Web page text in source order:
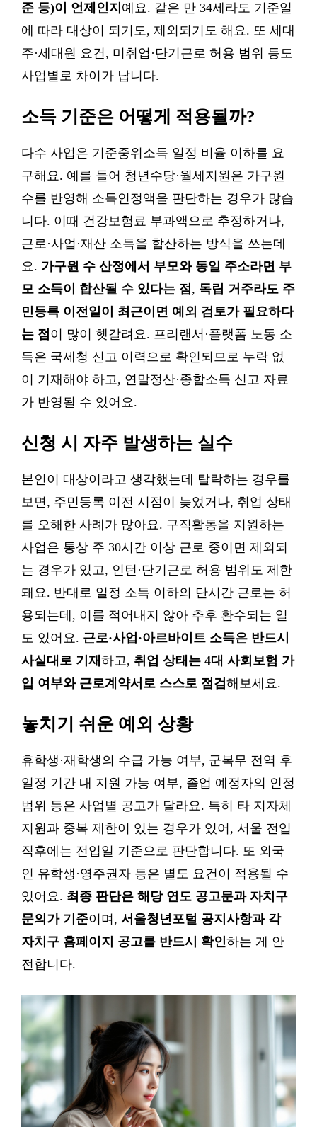
준 등)이 언제인지 예요. 같은 만 34세라도 기준일
에 따라 대상이 되기도, 제외되기도 해요. 또 세대
주·세대원 요건, 미취업·단기근로 허용 범위 등도
사업별로 차이가 납니다.
소득 기준은 어떻게 적용될까?
다수 사업은 기준중위소득 일정 비율 이하를 요
구해요. 예를 들어 청년수당·월세지원은 가구원
수를 반영해 소득인정액을 판단하는 경우가 많습
니다. 이때 건강보험료 부과액으로 추정하거나,
근로·사업·재산 소득을 합산하는 방식을 쓰는데
요. 가구원 수 산정에서 부모와 동일 주소라면 부
모 소득이 합산될 수 있다는 점 , 독립 거주라도 주
민등록 이전일이 최근이면 예외 검토가 필요하다
는 점 이 많이 헷갈려요. 프리랜서·플랫폼 노동 소
득은 국세청 신고 이력으로 확인되므로 누락 없
이 기재해야 하고, 연말정산·종합소득 신고 자료
가 반영될 수 있어요.
신청 시 자주 발생하는 실수
본인이 대상이라고 생각했는데 탈락하는 경우를
보면, 주민등록 이전 시점이 늦었거나, 취업 상태
를 오해한 사례가 많아요. 구직활동을 지원하는
사업은 통상 주 30시간 이상 근로 중이면 제외되
는 경우가 있고, 인턴·단기근로 허용 범위도 제한
돼요. 반대로 일정 소득 이하의 단시간 근로는 허
용되는데, 이를 적어내지 않아 추후 환수되는 일
도 있어요. 근로·사업·아르바이트 소득은 반드시
사실대로 기재 하고, 취업 상태는 4대 사회보험 가
입 여부와 근로계약서로 스스로 점검 해보세요.
놓치기 쉬운 예외 상황
휴학생·재학생의 수급 가능 여부, 군복무 전역 후
일정 기간 내 지원 가능 여부, 졸업 예정자의 인정
범위 등은 사업별 공고가 달라요. 특히 타 지자체
지원과 중복 제한이 있는 경우가 있어, 서울 전입
직후에는 전입일 기준으로 판단합니다. 또 외국
인 유학생·영주권자 등은 별도 요건이 적용될 수
있어요. 최종 판단은 해당 연도 공고문과 자치구
문의가 기준이며, 서울청년포털 공지사항과 각
자치구 홈페이지 공고를 반드시 확인하는 게 안
전합니다.